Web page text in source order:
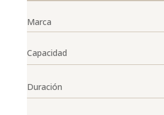
Marca
Capacidad
Duración